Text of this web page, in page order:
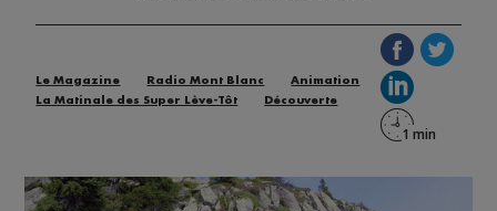
Le Magazine Radio Mont Blanc
Animation
La Matinale des Super Lève-Tôt
Découverte